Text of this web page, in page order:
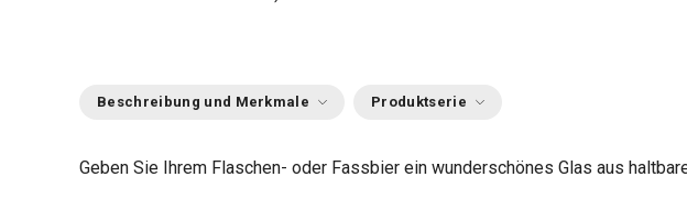
Beschreibung und Merkmale Produktserie
Geben Sie Ihrem Flaschen- oder Fassbier ein wunderschönes Glas aus